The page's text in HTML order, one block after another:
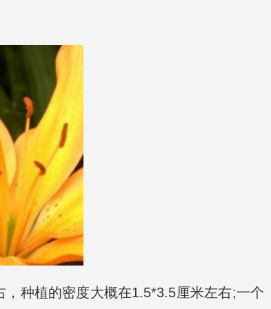
种植的密度大概在1.5*3.5厘米左右;一个